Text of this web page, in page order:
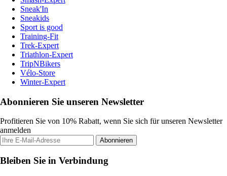
Sneak'In
Sneakids
Sport is good
Training-Fit
Trek-Expert
Triathlon-Expert
TripNBikers
Vélo-Store
Winter-Expert
Abonnieren Sie unseren Newsletter
Profitieren Sie von 10% Rabatt, wenn Sie sich für unseren Newsletter
anmelden
Abonnieren
Bleiben Sie in Verbindung